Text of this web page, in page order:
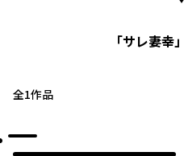
「サレ妻幸
全1作品